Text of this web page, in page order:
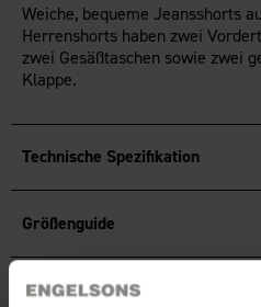
Weiche, bequeme Jeansshorts
Herrenshorts haben zwei
zwei Gesäßtaschen sowie zwei
Klappe.
Technische Spezifikation
Größenguide
Bewertungen